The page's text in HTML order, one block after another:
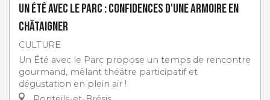
Un Été avec le Parc : Confidences d'une armoire en
châtaigner
CULTURE
Un Été avec le Parc propose un temps de rencontre
gourmand, mêlant théâtre participatif et
dégustation en plein air !